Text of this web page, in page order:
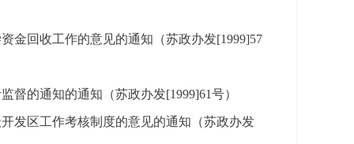
金回收工作的意见的通知（苏政办发[1999]57
督的通知的通知（苏政办发[1999]61号）
发区工作考核制度的意见的通知（苏政办发